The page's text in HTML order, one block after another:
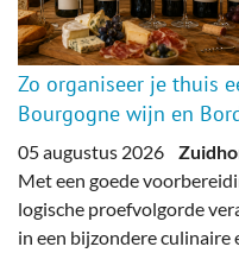
Zo organiseer je thuis
Bourgogne wijn en
05 augustus 2026
Met een goede
logische proefvolgorde
in een bijzondere culinaire